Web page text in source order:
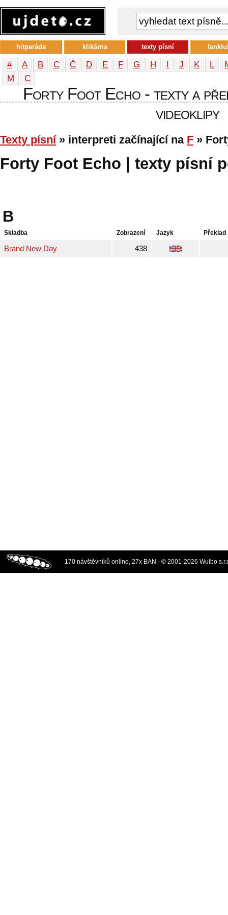
# A B C Č D E F G H I J K L
М
С
Forty Foot Echo - texty a
videoklipy
Texty písní» interpreti začínající na F »
Forty Foot Echo | texty písní
B
Skladba Zobrazení Jazyk Překlad
Brand New Day 438
hitparáda klikárna texty písní
170 návštěvníků online, 27x BAN - © 2001-2026 Wulbo